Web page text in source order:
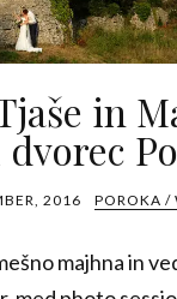
in
dvorec
2016 POROKA /
majhna in